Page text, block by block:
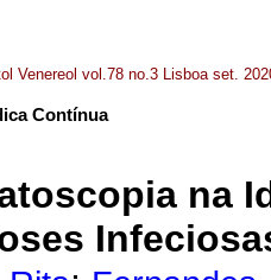
Venereol vol.78 no.3 Lisboa set.
Contínua
na